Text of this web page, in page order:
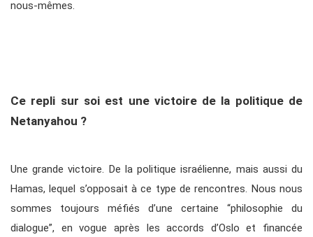
nous-mêmes.
Ce repli sur soi est une victoire de la politique de
Netanyahou ?
Une grande victoire. De la politique israélienne, mais aussi du
Hamas, lequel s’opposait à ce type de rencontres. Nous nous
sommes toujours méfiés d’une certaine “philosophie du
dialogue”, en vogue après les accords d’Oslo et financée